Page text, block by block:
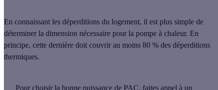
En connaissant les déperditions du logement, il est plus simple de
déterminer la dimension nécessaire pour la pompe à chaleur. En
principe, cette dernière doit couvrir au moins 80 % des déperditions
thermiques.
Pour choisir la bonne puissance de PAC, faites appel à un